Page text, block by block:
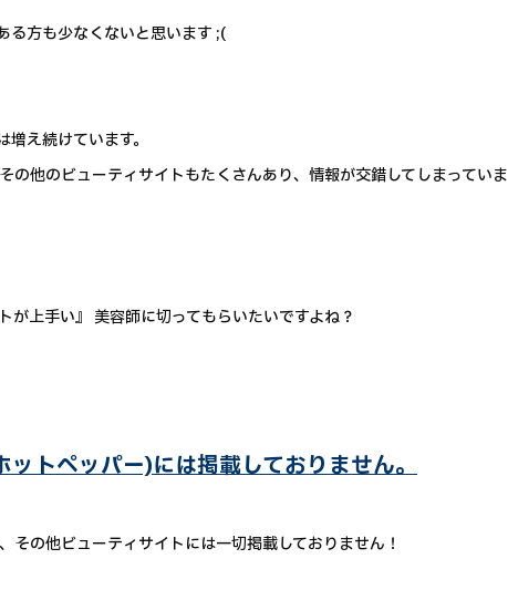
方も少なくないと思います ;(
え続けています。
他のビューティサイトもたくさんあり、情報が交錯してしまっていま
が上手い』 美容師に切ってもらいたいですよね？
トペッパー)には掲載しておりません。
の他ビューティサイトには一切掲載しておりません！